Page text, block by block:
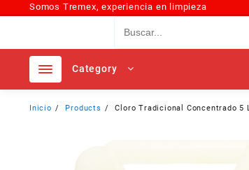
Somos Tremex, experiencia en limpieza
Category
Inicio Products Cloro Tradicional Concentrado 5 L